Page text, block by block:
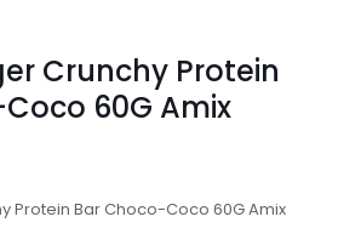
Crunchy Protein
60G Amix
Protein Bar Choco-Coco 60G Amix